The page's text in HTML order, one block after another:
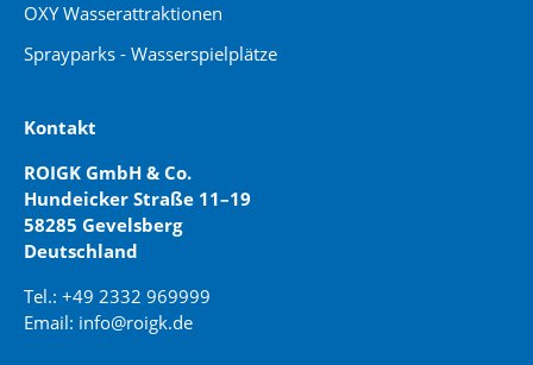
OXY Wasserattraktionen
Sprayparks - Wasserspielplätze
Kontakt
ROIGK GmbH & Co.
Hundeicker Straße 11–19
58285 Gevelsberg
Deutschland
Tel.: +49 2332 969999
Email: info@roigk.de